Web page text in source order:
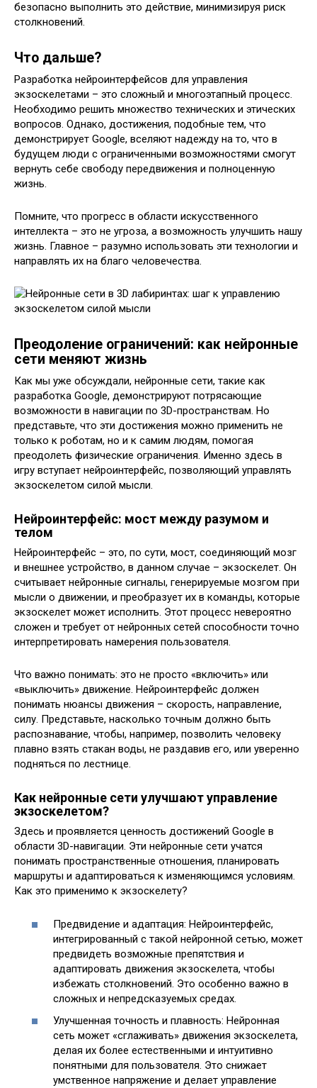
безопасно выполнить это действие, минимизируя риск
столкновений.
Что дальше?
Разработка нейроинтерфейсов для управления
экзоскелетами – это сложный и многоэтапный процесс.
Необходимо решить множество технических и этических
вопросов. Однако, достижения, подобные тем, что
демонстрирует Google, вселяют надежду на то, что в
будущем люди с ограниченными возможностями смогут
вернуть себе свободу передвижения и полноценную
жизнь.
Помните, что прогресс в области искусственного
интеллекта – это не угроза, а возможность улучшить нашу
жизнь. Главное – разумно использовать эти технологии и
направлять их на благо человечества.
Преодоление ограничений: как нейронные
сети меняют жизнь
Как мы уже обсуждали, нейронные сети, такие как
разработка Google, демонстрируют потрясающие
возможности в навигации по 3D-пространствам. Но
представьте, что эти достижения можно применить не
только к роботам, но и к самим людям, помогая
преодолеть физические ограничения. Именно здесь в
игру вступает нейроинтерфейс, позволяющий управлять
экзоскелетом силой мысли.
Нейроинтерфейс: мост между разумом и
телом
Нейроинтерфейс – это, по сути, мост, соединяющий мозг
и внешнее устройство, в данном случае – экзоскелет. Он
считывает нейронные сигналы, генерируемые мозгом при
мысли о движении, и преобразует их в команды, которые
экзоскелет может исполнить. Этот процесс невероятно
сложен и требует от нейронных сетей способности точно
интерпретировать намерения пользователя.
Что важно понимать: это не просто «включить» или
«выключить» движение. Нейроинтерфейс должен
понимать нюансы движения – скорость, направление,
силу. Представьте, насколько точным должно быть
распознавание, чтобы, например, позволить человеку
плавно взять стакан воды, не раздавив его, или уверенно
подняться по лестнице.
Как нейронные сети улучшают управление
экзоскелетом?
Здесь и проявляется ценность достижений Google в
области 3D-навигации. Эти нейронные сети учатся
понимать пространственные отношения, планировать
маршруты и адаптироваться к изменяющимся условиям.
Как это применимо к экзоскелету?
Предвидение и адаптация: Нейроинтерфейс,
интегрированный с такой нейронной сетью, может
предвидеть возможные препятствия и
адаптировать движения экзоскелета, чтобы
избежать столкновений. Это особенно важно в
сложных и непредсказуемых средах.
Улучшенная точность и плавность: Нейронная
сеть может «сглаживать» движения экзоскелета,
делая их более естественными и интуитивно
понятными для пользователя. Это снижает
умственное напряжение и делает управление